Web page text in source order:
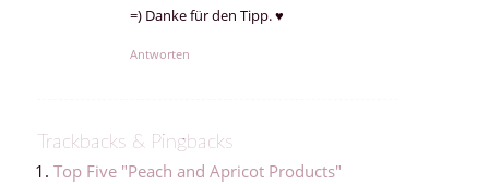
=) Danke für den Tipp. ♥
Antworten
Trackbacks & Pingbacks
Top Five "Peach and Apricot Products"